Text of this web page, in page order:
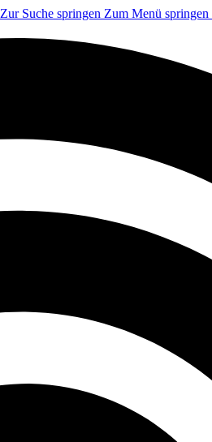
Zur Suche springen Zum Menü springen